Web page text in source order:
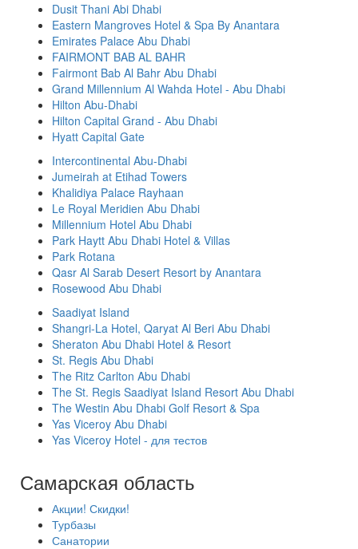
Dusit Thani Abi Dhabi
Eastern Mangroves Hotel & Spa By Anantara
Emirates Palace Abu Dhabi
FAIRMONT BAB AL BAHR
Fairmont Bab Al Bahr Abu Dhabi
Grand Millennium Al Wahda Hotel - Abu Dhabi
Hilton Abu-Dhabi
Hilton Capital Grand - Abu Dhabi
Hyatt Capital Gate
Intercontinental Abu-Dhabi
Jumeirah at Etihad Towers
Khalidiya Palace Rayhaan
Le Royal Meridien Abu Dhabi
Millennium Hotel Abu Dhabi
Park Haytt Abu Dhabi Hotel & Villas
Park Rotana
Qasr Al Sarab Desert Resort by Anantara
Rosewood Abu Dhabi
Saadiyat Island
Shangri-La Hotel, Qaryat Al Beri Abu Dhabi
Sheraton Abu Dhabi Hotel & Resort
St. Regis Abu Dhabi
The Ritz Carlton Abu Dhabi
The St. Regis Saadiyat Island Resort Abu Dhabi
The Westin Abu Dhabi Golf Resort & Spa
Yas Viceroy Abu Dhabi
Yas Viceroy Hotel - для тестов
Самарская область
Акции! Скидки!
Турбазы
Санатории